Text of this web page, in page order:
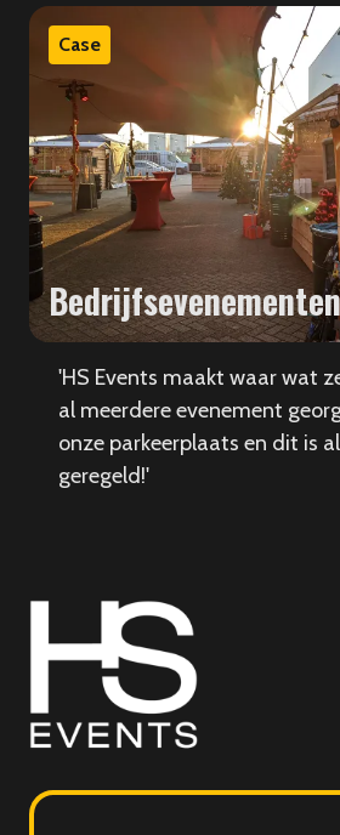
Case
'HS Events maakt waar wat
al meerdere evenement
onze parkeerplaats en dit is
geregeld!'